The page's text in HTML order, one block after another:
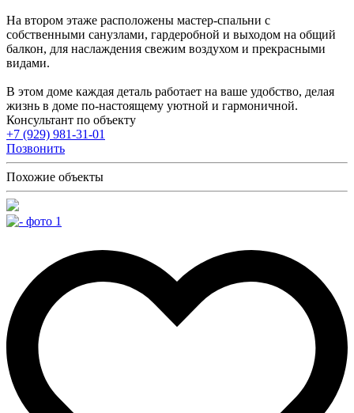
На втором этаже расположены мастер-спальни с
собственными санузлами, гардеробной и выходом на общий
балкон, для наслаждения свежим воздухом и прекрасными
видами.
В этом доме каждая деталь работает на ваше удобство, делая
жизнь в доме по-настоящему уютной и гармоничной.
Консультант по объекту
+7 (929) 981-31-01
Позвонить
Похожие объекты